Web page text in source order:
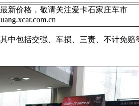
新价格，敬请关注爱卡石家庄车市
包括交强、车损、三责、不计免